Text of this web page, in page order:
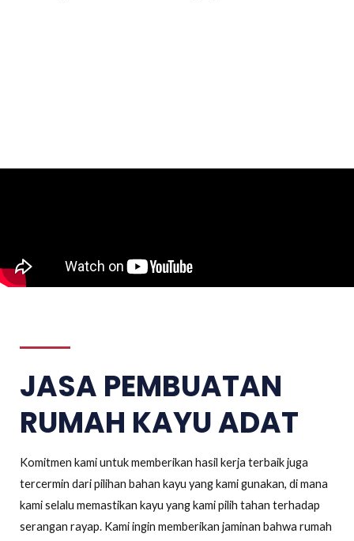
JASA PEMBUATAN
RUMAH KAYU ADAT
Komitmen kami untuk memberikan hasil kerja terbaik juga
tercermin dari pilihan bahan kayu yang kami gunakan, di mana
kami selalu memastikan kayu yang kami pilih tahan terhadap
serangan rayap. Kami ingin memberikan jaminan bahwa rumah